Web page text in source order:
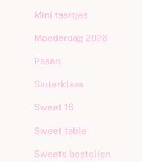
Mini taartjes
Moederdag 2026
Pasen
Sinterklaas
Sweet 16
Sweet table
Sweets bestellen